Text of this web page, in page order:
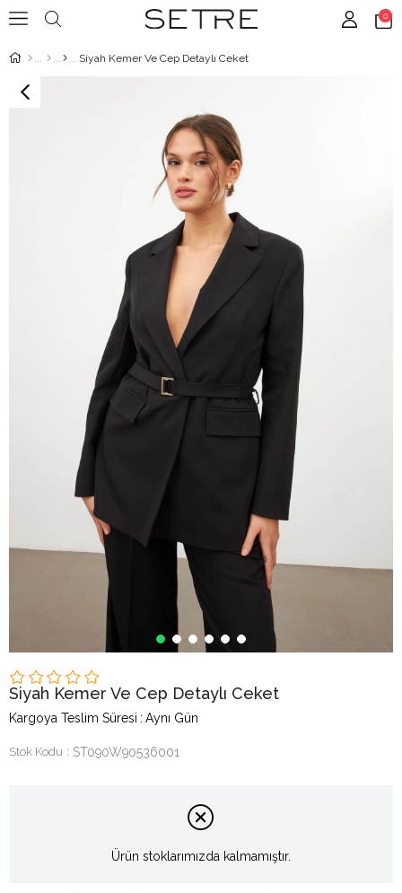
0
Siyah Kemer Ve Cep Detaylı Ceket
Siyah Kemer Ve Cep Detaylı Ceket
Kargoya Teslim Süresi : Aynı Gün
Stok Kodu ST090W90536001
Ürün stoklarımızda kalmamıştır.